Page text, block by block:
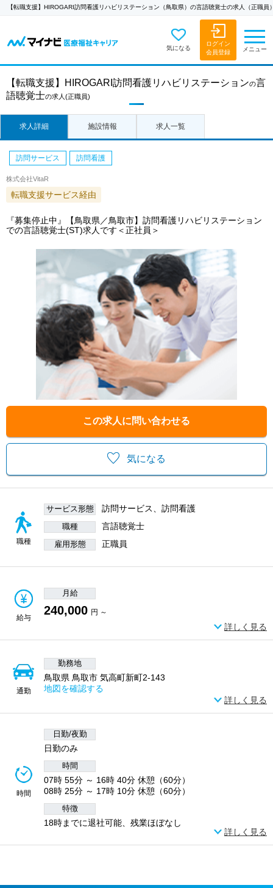
【転職支援】HIROGARI訪問看護リハビリステーション（鳥取県）の言語聴覚士の求人（正職員
気になる
ログイン
会員登録
メニュー
【転職支援】 HIROGARI訪問看護リハビリステーションの言
語聴覚士の求人 (正職員)
求人詳細 施設情報 求人一覧
気になる
この求人に問い合わせる
訪問サービス 訪問看護
株式会社VitaR
転職支援サービス経由
『募集停止中』【鳥取県／鳥取市】訪問看護リハビリステーション
での言語聴覚士(ST)求人です＜正社員＞
職種
サービス形態 訪問サービス、訪問看護
職種 言語聴覚士
雇用形態 正職員
給与
月給
240,000 円 ～
詳しく見る
通勤
勤務地
鳥取県 鳥取市 気高町新町2-143
地図を確認する
詳しく見る
時間
日勤/夜勤
日勤のみ
時間
07時 55分 ～ 16時 40分 休憩（60分）
08時 25分 ～ 17時 10分 休憩（60分）
特徴
18時までに退社可能、残業ほぼなし
詳しく見る